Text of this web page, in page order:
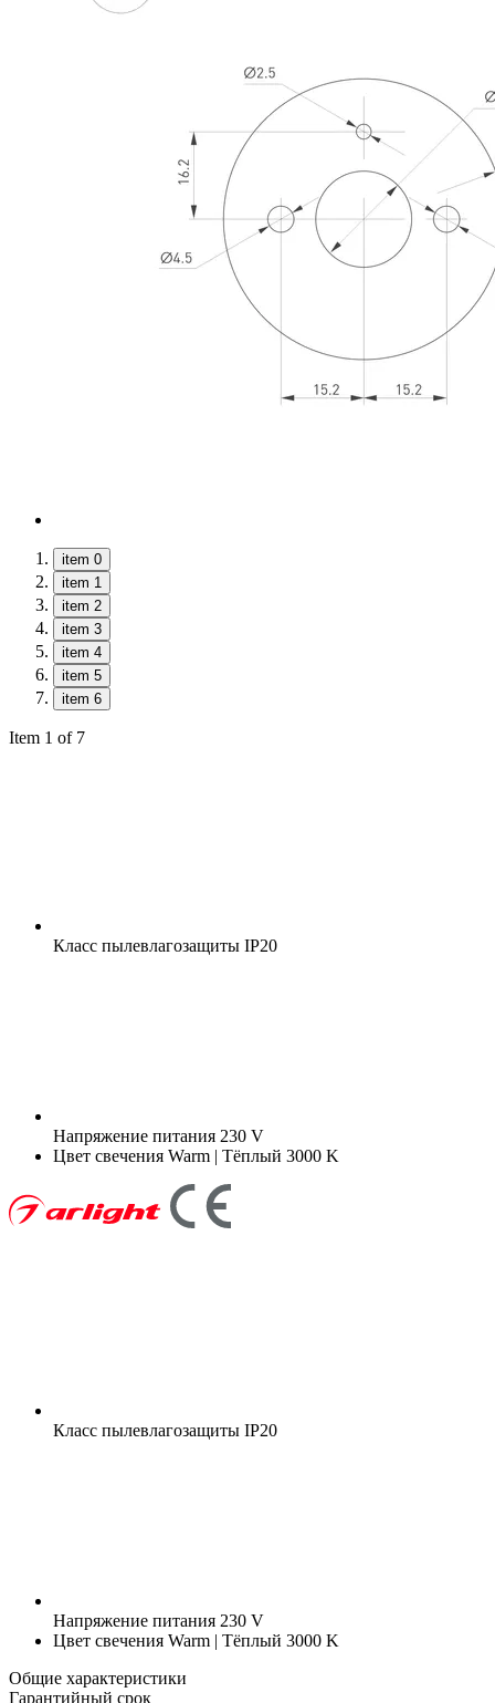
item 0
item 1
item 2
item 3
item 4
item 5
item 6
Item 1 of 7
Класс пылевлагозащиты IP20
Напряжение питания 230 V
Цвет свечения Warm | Тёплый 3000 K
Класс пылевлагозащиты IP20
Напряжение питания 230 V
Цвет свечения Warm | Тёплый 3000 K
Общие характеристики
Гарантийный срок